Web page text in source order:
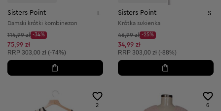
Sisters Point
Damski krótki kombinezon
Cena początkowa:
114,99 zł
Discount Price:
-34%
Obniżona cena:
75,99 zł
Cena sugerowana:
RRP 303,00 zł (-74%)
Sisters Point S
Krótka sukienka
Cena początkowa:
46,99 zł
Discount Price:
-25%
Obniżona cena:
34,99 zł
Cena sugerowana:
RRP 303,00 zł (-88%)
2 6